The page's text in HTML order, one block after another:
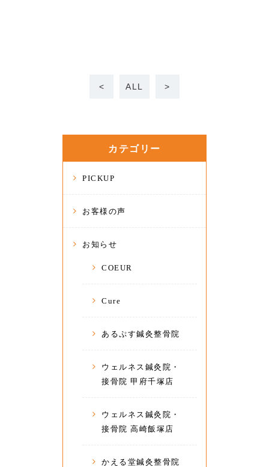
< ALL >
カテゴリー
PICKUP
お客様の声
お知らせ
COEUR
Cure
あるぷす鍼灸整骨院
ウェルネス鍼灸院・
接骨院 甲府千塚店
ウェルネス鍼灸院・
接骨院 高崎飯塚店
かえる堂鍼灸整骨院